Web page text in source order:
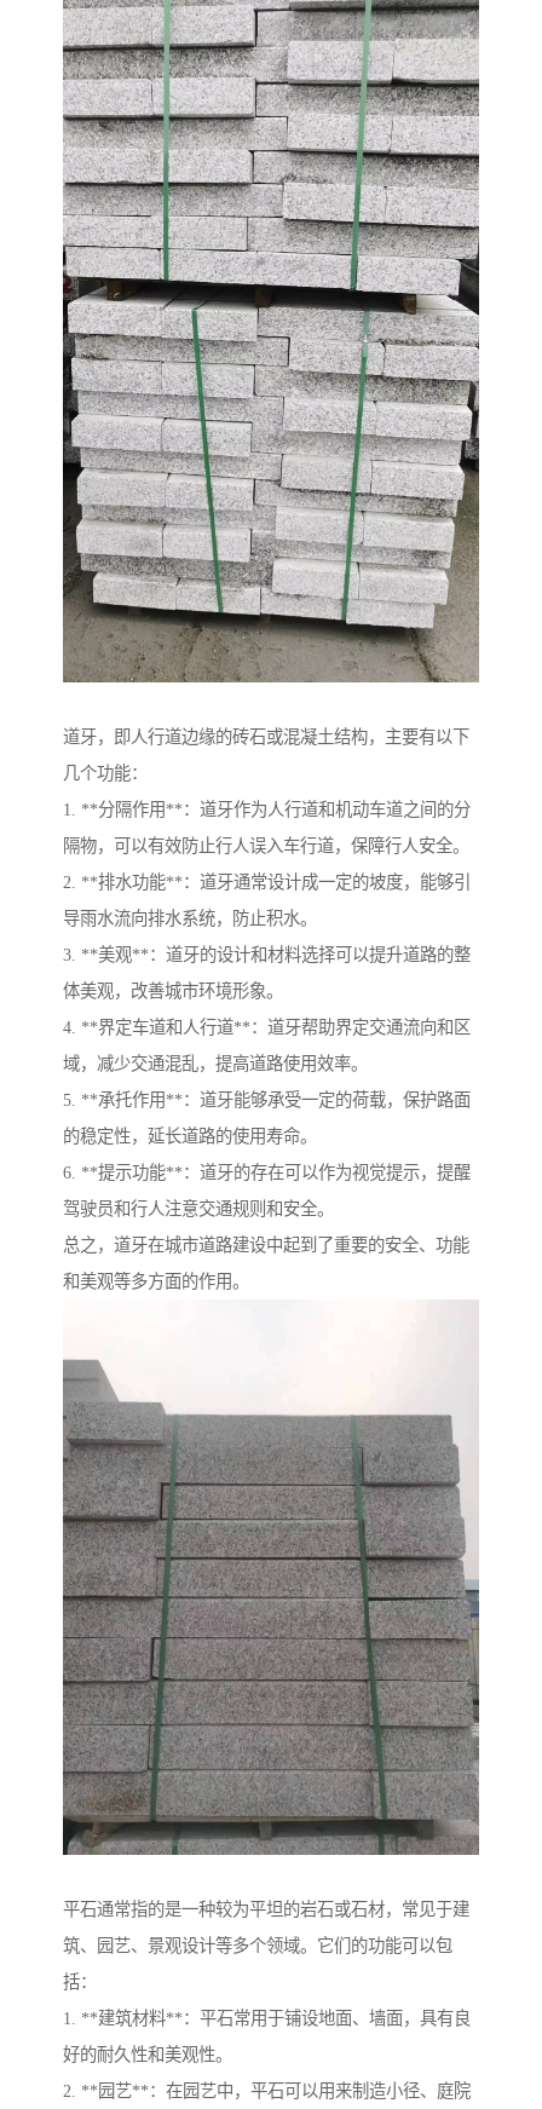
道牙，即人行道边缘的砖石或混凝土结构，主要有以下
几个功能：
1. **分隔作用**：道牙作为人行道和机动车道之间的分
隔物，可以有效防止行人误入车行道，保障行人安全。
2. **排水功能**：道牙通常设计成一定的坡度，能够引
导雨水流向排水系统，防止积水。
3. **美观**：道牙的设计和材料选择可以提升道路的整
体美观，改善城市环境形象。
4. **界定车道和人行道**：道牙帮助界定交通流向和区
域，减少交通混乱，提高道路使用效率。
5. **承托作用**：道牙能够承受一定的荷载，保护路面
的稳定性，延长道路的使用寿命。
6. **提示功能**：道牙的存在可以作为视觉提示，提醒
驾驶员和行人注意交通规则和安全。
总之，道牙在城市道路建设中起到了重要的安全、功能
和美观等多方面的作用。
平石通常指的是一种较为平坦的岩石或石材，常见于建
筑、园艺、景观设计等多个领域。它们的功能可以包
括：
1. **建筑材料**：平石常用于铺设地面、墙面，具有良
好的耐久性和美观性。
2. **园艺**：在园艺中，平石可以用来制造小径、庭院